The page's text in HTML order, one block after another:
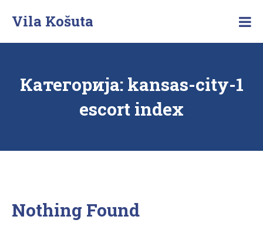
Vila Košuta
Posebna
vila
Категорија: kansas-city-1
escort index
Nothing Found